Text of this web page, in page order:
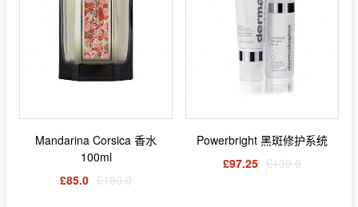
Mandarina Corsica 香水
100ml
£85.0 £180.0
Powerbright 黑斑修护系统
£97.25 £139.0